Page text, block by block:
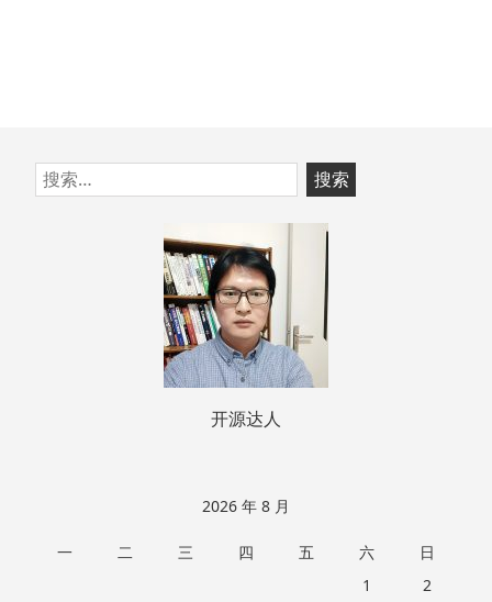
跳
至
搜
索：
开源达人
2026 年 8 月
一 二 三 四 五 六
日
1
2